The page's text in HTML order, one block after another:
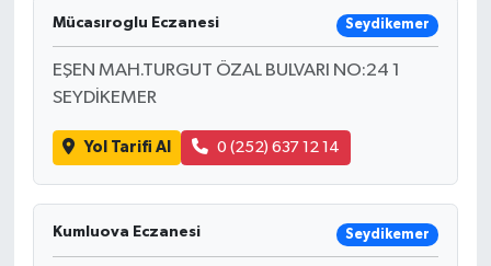
Mücasıroglu Eczanesi Seydikemer
EŞEN MAH.TURGUT ÖZAL BULVARI NO:24 1
SEYDİKEMER
Yol Tarifi Al 0 (252) 637 12 14
Kumluova Eczanesi Seydikemer